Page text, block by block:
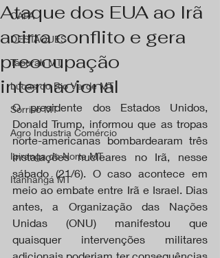
CAPA
DESTAQUES
Tapurah MT
Lucas do Rio Verde MT
Sorriso MT
Agro Industria Comércio
Ipiranga do Norte MT
Itanhangá MT
Ataque dos EUA ao Irã
acirra conflito e gera
preocupação
internacional
O presidente dos Estados Unidos,
Donald Trump, informou que as tropas
norte-americanas bombardearam três
instalações nucleares no Irã, nesse
sábado (21/6). O caso acontece em
meio ao embate entre Irã e Israel. Dias
antes, a Organização das Nações
Unidas (ONU) manifestou que
quaisquer intervenções militares